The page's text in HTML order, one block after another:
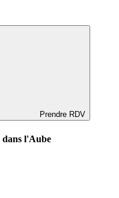
Prendre RDV
dans l'Aube